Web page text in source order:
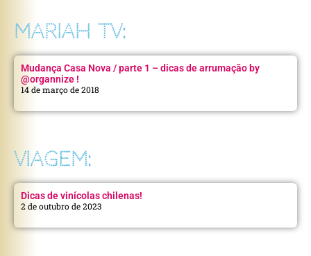
MARIAH TV:
Mudança Casa Nova / parte 1 – dicas de arrumação by
@organnize !
14 de março de 2018
VIAGEM:
Dicas de vinícolas chilenas!
2 de outubro de 2023